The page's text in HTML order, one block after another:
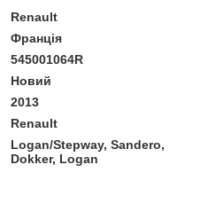
Renault
Франція
545001064R
Новий
2013
Renault
Logan/Stepway, Sandero,
Dokker, Logan